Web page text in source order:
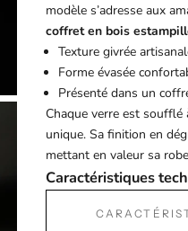
modèle s’adresse aux
coffret en bois
Texture givrée
Forme évasée
Présenté dans un
Chaque verre est soufflé
unique. Sa finition en
mettant en valeur sa
Caractéristiques